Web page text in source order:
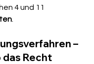
4 und 11
–
das Recht